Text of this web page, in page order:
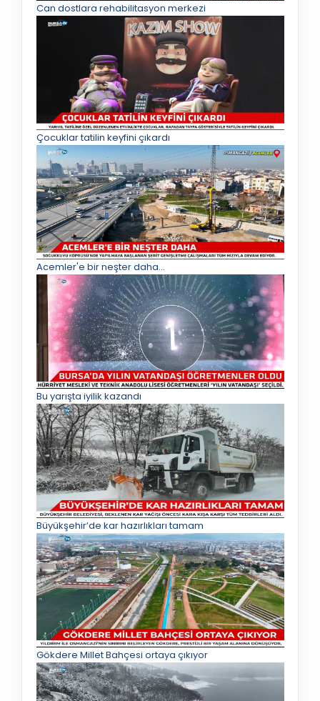
Can dostlara rehabilitasyon merkezi
Çocuklar tatilin keyfini çıkardı
Acemler'e bir neşter daha...
Bu yarışta iyilik kazandı
Büyükşehir’de kar hazırlıkları tamam
Gökdere Millet Bahçesi ortaya çıkıyor